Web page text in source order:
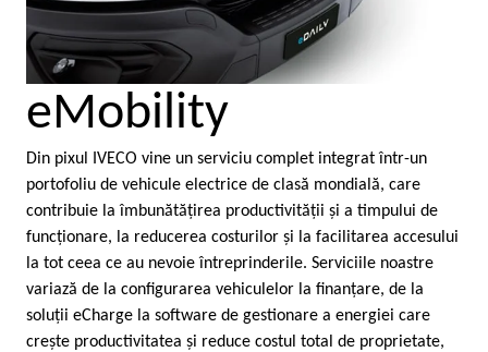
eMobility
Din pixul IVECO vine un serviciu complet integrat într-un
portofoliu de vehicule electrice de clasă mondială, care
contribuie la îmbunătăţirea productivităţii şi a timpului de
funcţionare, la reducerea costurilor şi la facilitarea accesului
la tot ceea ce au nevoie întreprinderile. Serviciile noastre
variază de la configurarea vehiculelor la finanţare, de la
soluţii eCharge la software de gestionare a energiei care
creşte productivitatea şi reduce costul total de proprietate,